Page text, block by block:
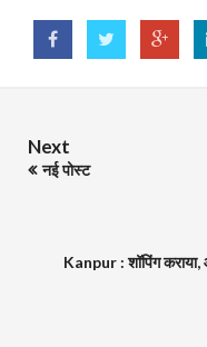
Next
नई पोस्ट
Kanpur : शॉपिंग कराया,